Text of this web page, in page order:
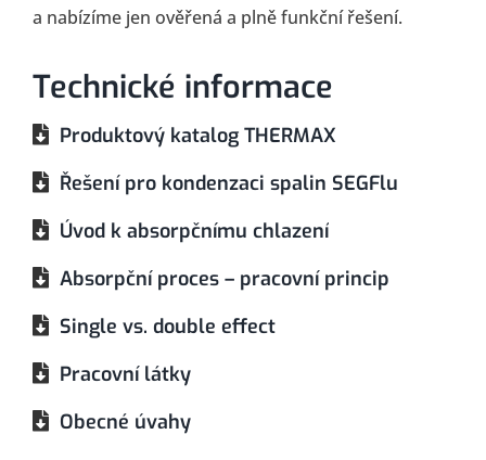
a nabízíme jen ověřená a plně funkční řešení.
Technické informace
Produktový katalog THERMAX
Řešení pro kondenzaci spalin SEGFlu
Úvod k absorpčnímu chlazení
Absorpční proces – pracovní princip
Single vs. double effect
Pracovní látky
Obecné úvahy